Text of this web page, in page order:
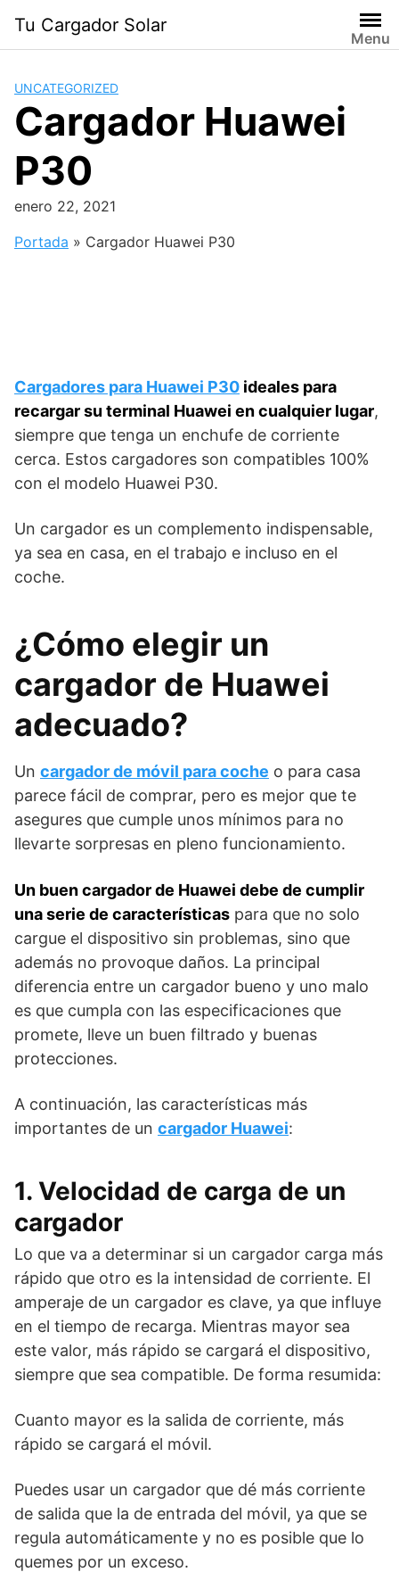
contenido
Tu Cargador Solar
Menu
UNCATEGORIZED
Cargador Huawei
P30
enero 22, 2021
Portada » Cargador Huawei P30
Cargadores para Huawei P30 ideales para
recargar su terminal Huawei en cualquier lugar,
siempre que tenga un enchufe de corriente
cerca. Estos cargadores son compatibles 100%
con el modelo Huawei P30.
Un cargador es un complemento indispensable,
ya sea en casa, en el trabajo e incluso en el
coche.
¿Cómo elegir un
cargador de Huawei
adecuado?
Un cargador de móvil para coche o para casa
parece fácil de comprar, pero es mejor que te
asegures que cumple unos mínimos para no
llevarte sorpresas en pleno funcionamiento.
Un buen cargador de Huawei debe de cumplir
una serie de características para que no solo
cargue el dispositivo sin problemas, sino que
además no provoque daños. La principal
diferencia entre un cargador bueno y uno malo
es que cumpla con las especificaciones que
promete, lleve un buen filtrado y buenas
protecciones.
A continuación, las características más
importantes de un cargador Huawei:
1. Velocidad de carga de un
cargador
Lo que va a determinar si un cargador carga más
rápido que otro es la intensidad de corriente. El
amperaje de un cargador es clave, ya que influye
en el tiempo de recarga. Mientras mayor sea
este valor, más rápido se cargará el dispositivo,
siempre que sea compatible. De forma resumida:
Cuanto mayor es la salida de corriente, más
rápido se cargará el móvil.
Puedes usar un cargador que dé más corriente
de salida que la de entrada del móvil, ya que se
regula automáticamente y no es posible que lo
quemes por un exceso.